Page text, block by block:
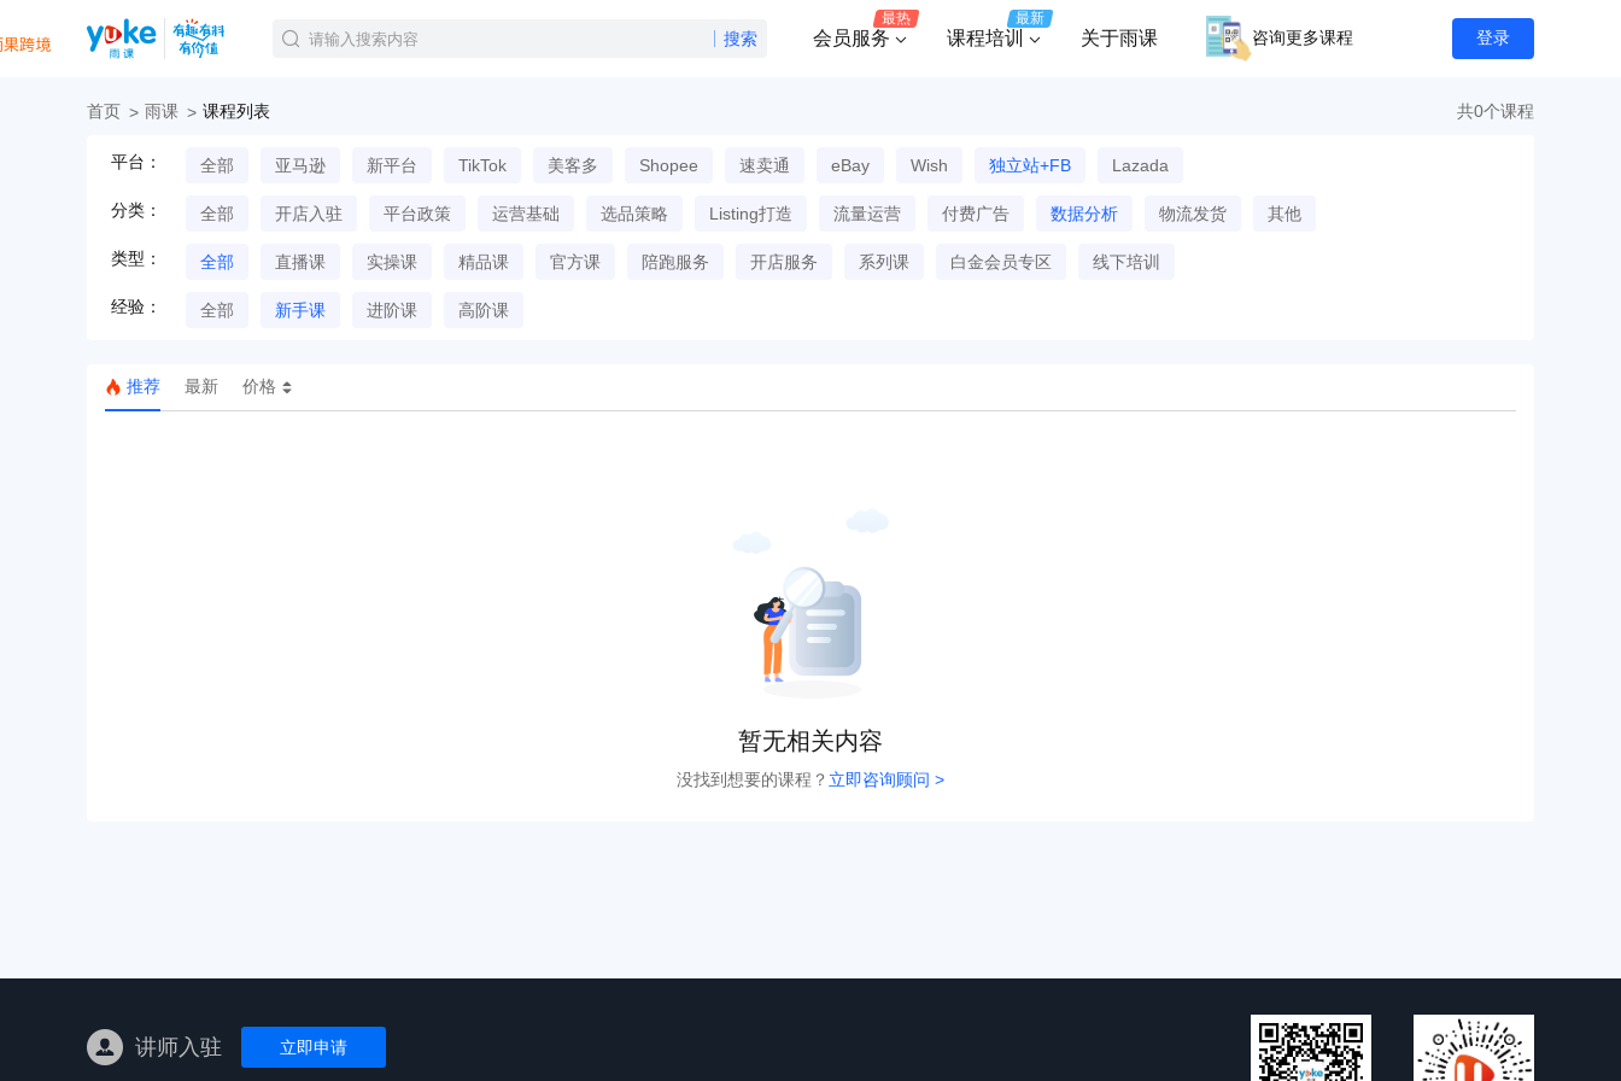
搜索 会员服务
最热
课程培训
最新
关于雨课 咨询更多课程 登录
首页 雨课 课程列表 共0个课程
平台： 全部 亚马逊 新平台 TikTok 美客多 Shopee 速卖通 eBay Wish 独立站+FB Lazada
分类： 全部 开店入驻 平台政策 运营基础 选品策略 Listing打造 流量运营 付费广告 数据分析 物流发货 其他
类型： 全部 直播课 实操课 精品课 官方课 陪跑服务 开店服务 系列课 白金会员专区 线下培训
经验： 全部 新手课 进阶课 高阶课
推荐 最新 价格
暂无相关内容
没找到想要的课程？ 立即咨询顾问 >
讲师入驻 立即申请